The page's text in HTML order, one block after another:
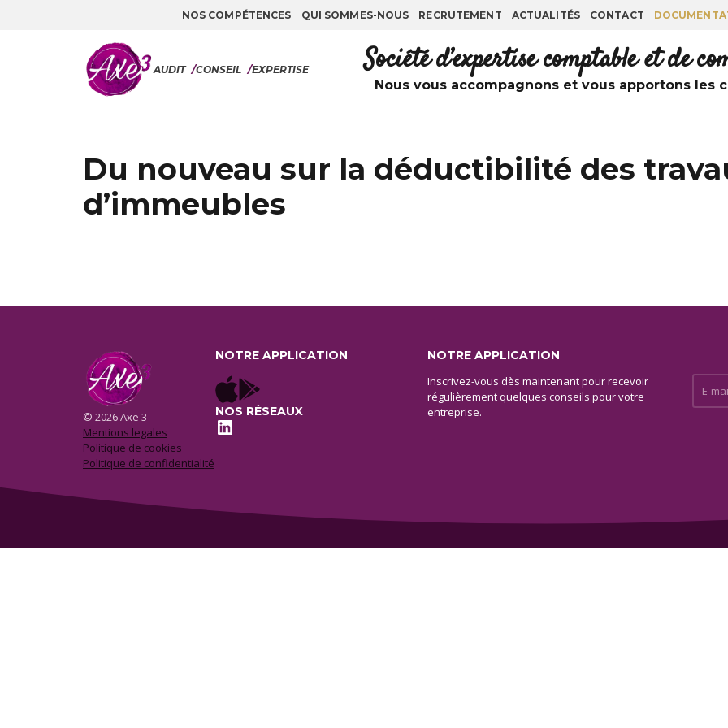
NOS COMPÉTENCES QUI SOMMES-NOUS RECRUTEMENT ACTUALITÉS CONTACT
AUDIT /CONSEIL /EXPERTISE Société d’expertise comptable et de
Nous vous accompagnons et vous apportons les
Du nouveau sur la déductibilité des
d’immeubles
© 2026 Axe 3
Mentions legales
Politique de cookies
Politique de confidentialité
NOTRE APPLICATION
NOS RÉSEAUX
LinkedIn
NOTRE APPLICATION
Inscrivez-vous dès maintenant pour recevoir
régulièrement quelques conseils pour votre
entreprise.